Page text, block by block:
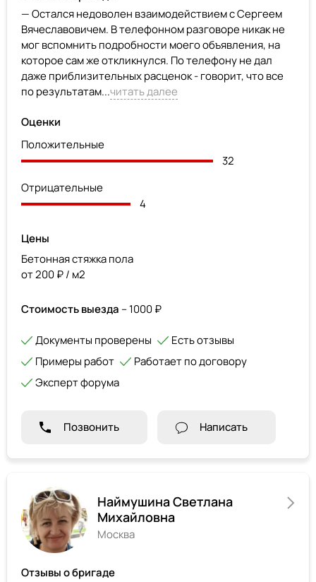
— Остался недоволен взаимодействием с Сергеем
Вячеславовичем. В телефонном разговоре никак не
мог вспомнить подробности моего объявления, на
которое сам же откликнулся. По телефону не дал
даже приблизительных расценок - говорит, что все
по результатам...читать далее
Оценки
Положительные
32
Отрицательные
4
Цены
Бетонная стяжка пола
от 200 ₽ / м2
Стоимость выезда – 1000 ₽
Документы проверены
Есть отзывы
Примеры работ
Работает по договору
Эксперт форума
Позвонить Написать
Наймушина Светлана
Михайловна
Москва
Отзывы о бригаде